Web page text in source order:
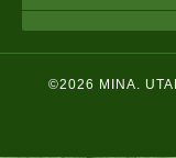
©2026 MINA.